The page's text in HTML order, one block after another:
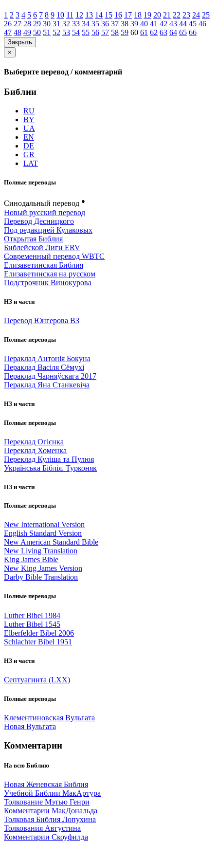
1 2 3 4 5 6 7 8 9 10 11 12 13 14 15 16 17 18 19 20 21 22 23 24 25
26 27 28 29 30 31 32 33 34 35 36 37 38 39 40 41 42 43 44 45 46
47 48 49 50 51 52 53 54 55 56 57 58 59 60 61 62 63 64 65 66
Закрыть
×
Выберите перевод / комментарий
Библии
RU
BY
UA
EN
DE
GR
LAT
Полные переводы
Синодальный перевод ●
Новый русский перевод
Перевод Десницкого
Под редакцией Кулаковых
Открытая Библия
Библейской Лиги ERV
Cовременный перевод WBTC
Елизаветинская Библия
Елизаветинская на русском
Подстрочник Винокурова
НЗ и части
Перевод Юнгерова ВЗ
Полные переводы
Пераклад Антонія Бокуна
Пераклад Васіля Сёмухі
Пераклад Чарняўскага 2017
Пераклад Яна Станкевіча
НЗ и части
Полные переводы
Переклад Огієнка
Переклад Хоменка
Переклад Куліша та Пулюя
Українська Біблія. Турконяк
НЗ и части
Полные переводы
New International Version
English Standard Version
New American Standard Bible
New Living Translation
King James Bible
New King James Version
Darby Bible Translation
Полные переводы
Luther Bibel 1984
Luther Bibel 1545
Elberfelder Bibel 2006
Schlachter Bibel 1951
НЗ и части
Септуагинта (LXX)
Полные переводы
Клементиновская Вульгата
Новая Вульгата
Комментарии
На всю Библию
Новая Женевская Библия
Учебной Библии МакАртура
Толкование Мэтью Генри
Комментарии МакДональда
Толковая Библия Лопухина
Толкования Августина
Комментарии Скоуфилда